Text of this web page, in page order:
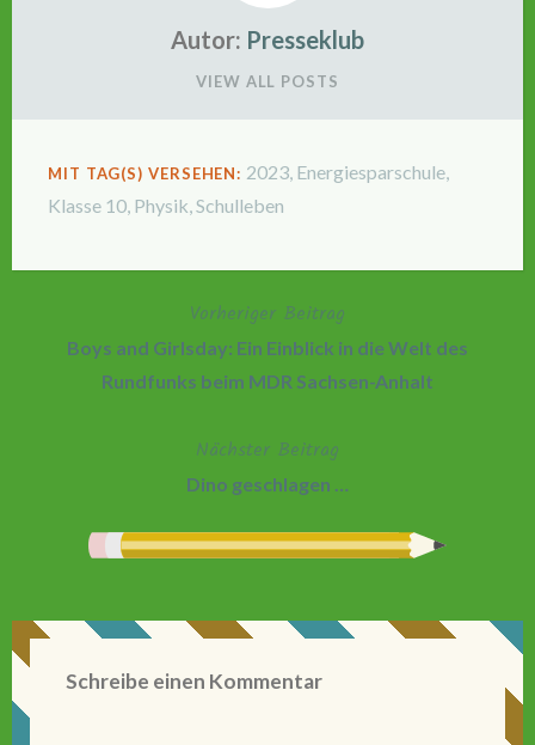
Autor: Presseklub
VIEW ALL POSTS
MIT TAG(S) VERSEHEN: 2023, Energiesparschule,
Klasse 10, Physik,Schulleben
BeitragsnavigationVorheriger Beitrag
Boys and Girlsday: Ein Einblick in die Welt des
Rundfunks beim MDR Sachsen-Anhalt
Nächster Beitrag
Dino geschlagen …
Schreibe einen Kommentar